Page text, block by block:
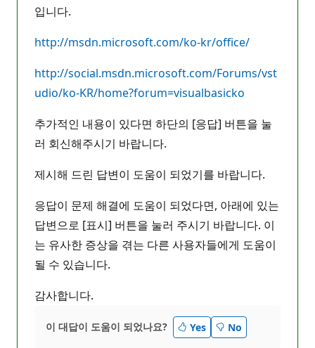
입니다.
http://msdn.microsoft.com/ko-kr/office/
http://social.msdn.microsoft.com/Forums/vst
udio/ko-KR/home?forum=visualbasicko
추가적인 내용이 있다면 하단의 [응답] 버튼을 눌
러 회신해주시기 바랍니다.
제시해 드린 답변이 도움이 되었기를 바랍니다.
응답이 문제 해결에 도움이 되었다면, 아래에 있는
답변으로 [표시] 버튼을 눌러 주시기 바랍니다. 이
는 유사한 증상을 겪는 다른 사용자들에게 도움이
될 수 있습니다.
감사합니다.
이 대답이 도움이 되었나요? Yes No